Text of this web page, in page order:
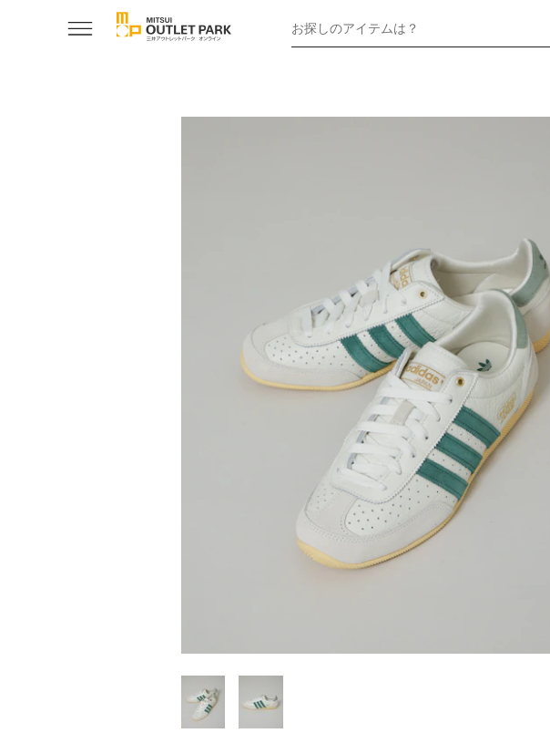
お探しのアイテムは？